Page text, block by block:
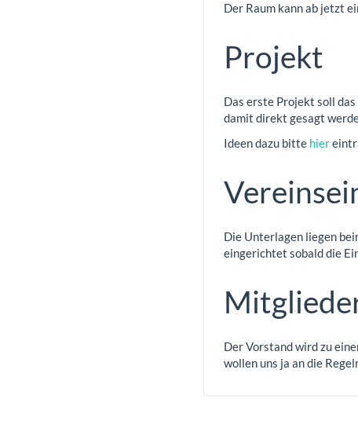
Der Raum kann ab jetzt
Projekt
Das erste Projekt soll das
damit direkt gesagt
Ideen dazu bitte hier
Die Unterlagen liegen
eingerichtet sobald die
Der Vorstand wird zu
wollen uns ja an die